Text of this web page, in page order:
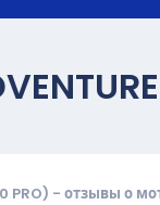
PRO) - отзывы о